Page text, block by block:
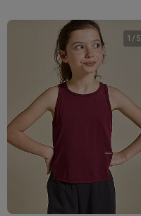
1 / 5